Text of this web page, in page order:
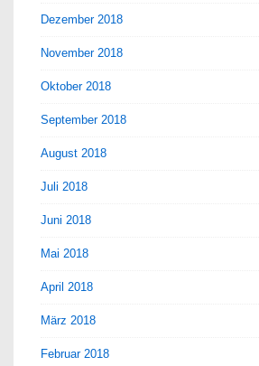
Dezember 2018
November 2018
Oktober 2018
September 2018
August 2018
Juli 2018
Juni 2018
Mai 2018
April 2018
März 2018
Februar 2018